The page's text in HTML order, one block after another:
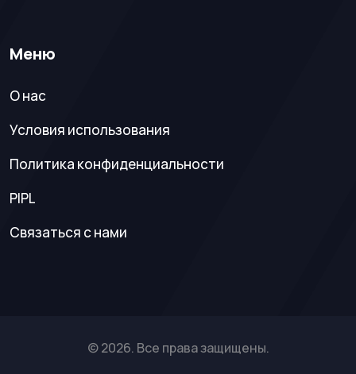
Меню
О нас
Условия использования
Политика конфиденциальности
PIPL
Связаться с нами
© 2026. Все права защищены.